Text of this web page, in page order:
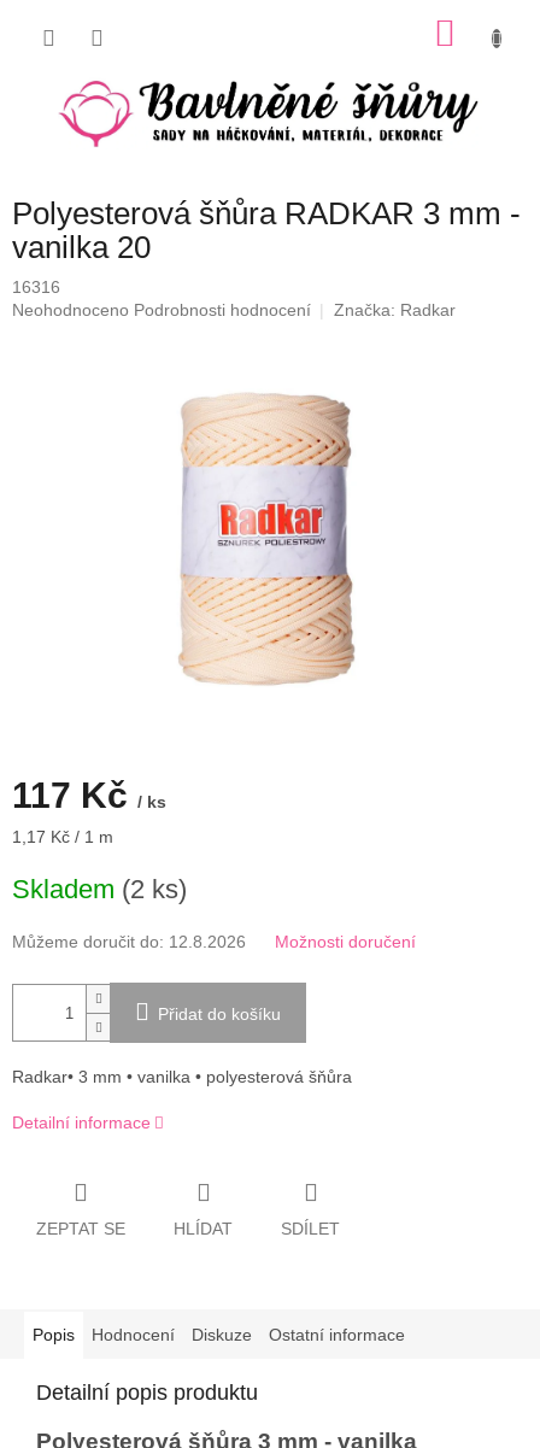
Polyesterová šňůra RADKAR 3 mm -
vanilka 20
16316
Průměrné
Neohodnoceno Podrobnosti hodnocení Značka: Radkar
117 Kč / ks
Měrná
1,17 Kč / 1 m
Skladem (2 ks)
Můžeme doručit do: 12.8.2026 Možnosti doručení
Přidat do košíku
Radkar• 3 mm • vanilka • polyesterová šňůra
Detailní informace
ZEPTAT SE HLÍDAT SDÍLET
Popis Hodnocení Diskuze Ostatní informace
Detailní popis produktu
Polyesterová šňůra 3 mm - vanilka